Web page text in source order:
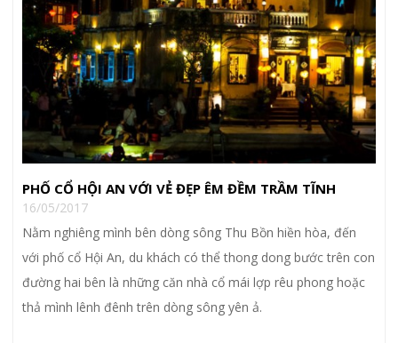
PHỐ CỔ HỘI AN VỚI VẺ ĐẸP ÊM ĐỀM TRẦM TĨNH
16/05/2017
Nằm nghiêng mình bên dòng sông Thu Bồn hiền hòa, đến
với phố cổ Hội An, du khách có thể thong dong bước trên con
đường hai bên là những căn nhà cổ mái lợp rêu phong hoặc
thả mình lênh đênh trên dòng sông yên ả.